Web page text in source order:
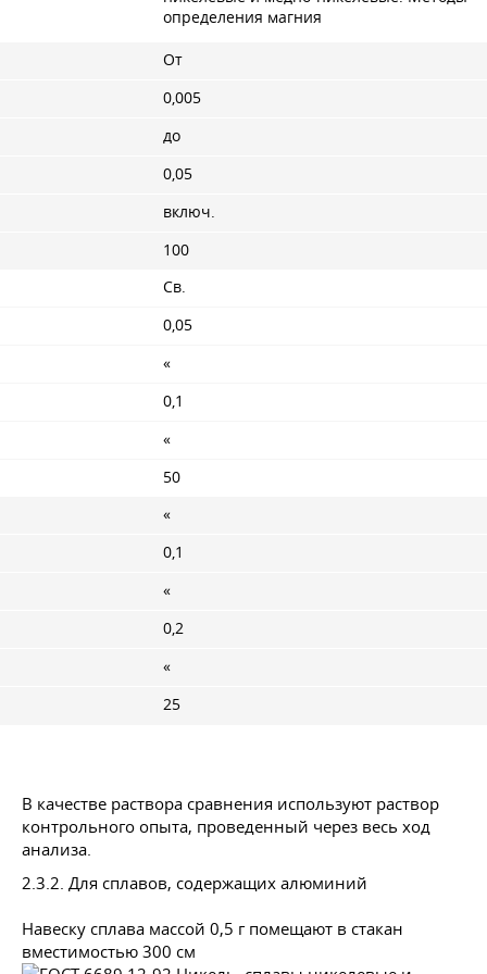
От
0,005
до
0,05
включ.
100
Св.
0,05
«
0,1
«
50
«
0,1
«
0,2
«
25
В качестве раствора сравнения используют раствор
контрольного опыта, проведенный через весь ход
анализа.
2.3.2. Для сплавов, содержащих алюминий
Навеску сплава массой 0,5 г помещают в стакан
вместимостью 300 см